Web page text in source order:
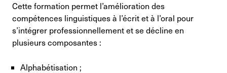
Cette formation permet l’amélioration des
compétences linguistiques à l’écrit et à l’oral pour
s’intégrer professionnellement et se décline en
plusieurs composantes :
Alphabétisation ;